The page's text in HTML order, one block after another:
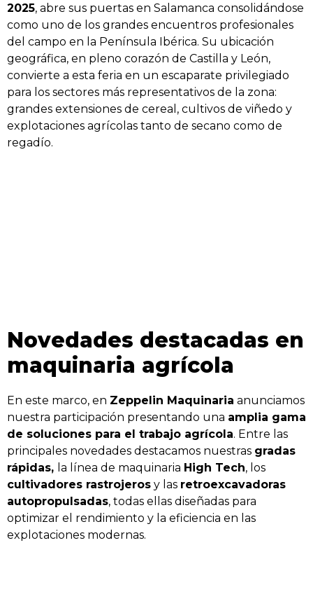
2025, abre sus puertas en Salamanca consolidándose
como uno de los grandes encuentros profesionales
del campo en la Península Ibérica. Su ubicación
geográfica, en pleno corazón de Castilla y León,
convierte a esta feria en un escaparate privilegiado
para los sectores más representativos de la zona:
grandes extensiones de cereal, cultivos de viñedo y
explotaciones agrícolas tanto de secano como de
regadío.
Novedades destacadas en
maquinaria agrícola
En este marco, en Zeppelin Maquinaria anunciamos
nuestra participación presentando una amplia gama
de soluciones para el trabajo agrícola. Entre las
principales novedades destacamos nuestras gradas
rápidas, la línea de maquinaria High Tech, los
cultivadores rastrojeros y las retroexcavadoras
autopropulsadas, todas ellas diseñadas para
optimizar el rendimiento y la eficiencia en las
explotaciones modernas.